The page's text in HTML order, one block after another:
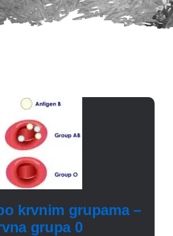
krvnim grupama –
grupa 0